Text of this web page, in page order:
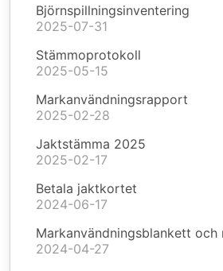
Björnspillningsinventering
2025-07-31
Stämmoprotokoll
2025-05-15
Markanvändningsrapport
2025-02-28
Jaktstämma 2025
2025-02-17
Betala jaktkortet
2024-06-17
2024-04-27